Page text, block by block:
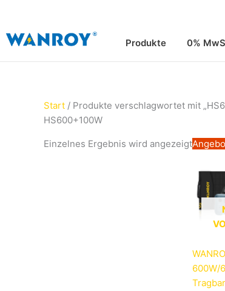
springen
Produkte 0%
Start / Produkte verschlagwortet mit
HS600+100W
Einzelnes Ergebnis wird angezeigt
600W/